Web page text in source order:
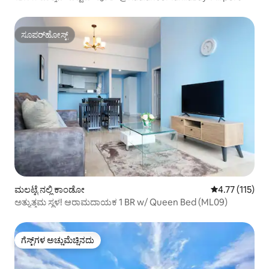
ಸೂಪರ್‌ಹೋಸ್ಟ್
ಸೂಪರ್‌ಹೋಸ್ಟ್
ಮಲಟ್ಟೆ ನಲ್ಲಿ ಕಾಂಡೋ 5 ರಲ್ಲಿ 4.77
4.77 (115)
ಅತ್ಯುತ್ತಮ ಸ್ಥಳ! ಆರಾಮದಾಯಕ 1 BR w/ Queen Bed (ML09)
ಗೆಸ್ಟ್‌ಗಳ ಅಚ್ಚುಮೆಚ್ಚಿನದು
ಗೆಸ್ಟ್‌ಗಳ ಅಚ್ಚುಮೆಚ್ಚಿನದು